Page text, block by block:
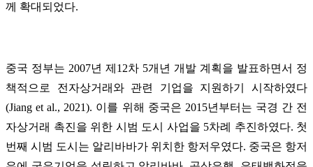
께 확대되었다.
중국 정부는 2007년 제12차 5개년 개발 계획을 발표하면서 정
책적으로 전자상거래와 관련 기업을 지원하기 시작하였다
(Jiang et al., 2021). 이를 위해 중국은 2015년부터는 국경 간 전
자상거래 촉진을 위한 시범 도시 사업을 5차례 추진하였다. 첫
번째 시범 도시는 알리바바가 위치한 항저우였다. 중국은 항저